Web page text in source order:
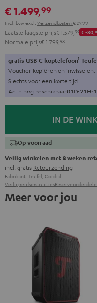
€ 1.499,99
Incl. btwexcl. Verzendkosten € 29,99
Laatste laagste prijs€ 1.579, 99 € -80,
Normale prijs€ 1.799, 98
gratis USB-C koptelefoon1
Voucher kopiëren en inwisselen.
Slechts voor een korte tijd
Actie nog beschikbaar01D:21H:1
IN DE
Op voorraad
Veilig winkelen met 8 weken
incl. gratis Retourzending
Fabrikant: Teufel, Cordial
Veiligheidsinstructies
Meer voor jou